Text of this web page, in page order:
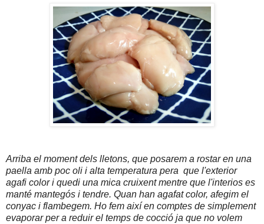
Arriba el moment dels lletons, que posarem a rostar en una
paella amb poc oli i alta temperatura pera que l'exterior
agafi color i quedi una mica cruixent mentre que l'interios es
manté mantegós i tendre. Quan han agafat color, afegim el
conyac i flambegem. Ho fem així en comptes de simplement
evaporar per a reduir el temps de cocció ja que no volem